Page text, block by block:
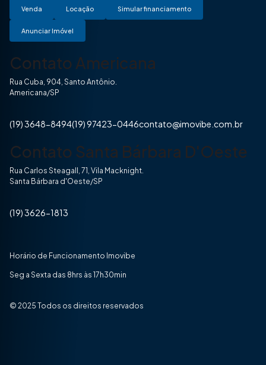
Venda Locação Simular financiamento
Anunciar Imóvel
Contato Americana
Rua Cuba, 904, Santo Antônio.
Americana/SP
(19) 3648-8494(19) 97423-0446contato@imovibe.com.br
Contato Santa Bárbara D'Oeste
Rua Carlos Steagall, 71, Vila Macknight.
Santa Bárbara d'Oeste/SP
(19) 3626-1813
Horário de Funcionamento Imovibe
Seg a Sexta das 8hrs às 17h30min
© 2025 Todos os direitos reservados